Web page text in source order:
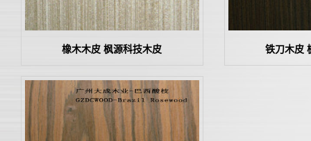
橡木木皮 枫源科技木皮 铁刀木皮